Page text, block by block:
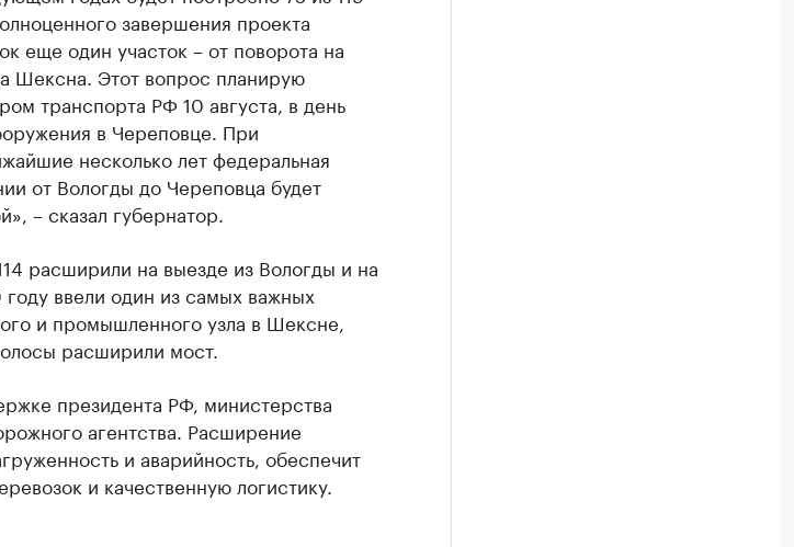
завершения проекта
еще один участок – от поворота на
Шексна. Этот вопрос планирую
транспорта РФ 10 августа, в день
в Череповце. При
несколько лет федеральная
от Вологды до Череповца будет
– сказал губернатор.
расширили на выезде из Вологды и на
ввели один из самых важных
и промышленного узла в Шексне,
расширили мост.
президента РФ, министерства
агентства. Расширение
и аварийность, обеспечит
и качественную логистику.